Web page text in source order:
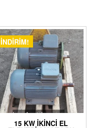
İNDIRIM!
15 KW İKINCI EL